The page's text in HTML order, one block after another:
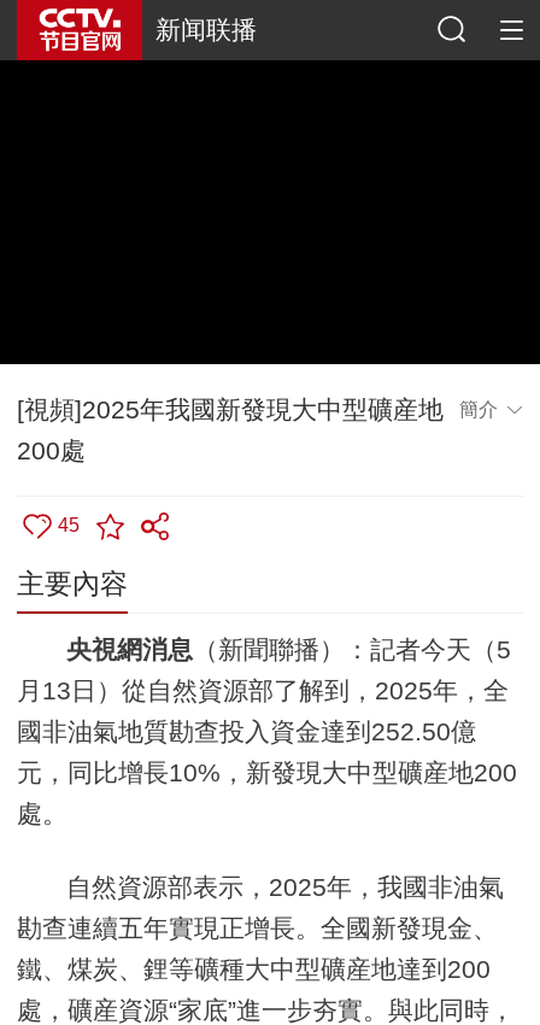
新闻联播
[視頻]2025年我國新發現大中型礦産地
200處
簡介
45
主要內容
央視網消息 （新聞聯播）：記者今天（5
月13日）從自然資源部了解到，2025年，全
國非油氣地質勘查投入資金達到252.50億
元，同比增長10%，新發現大中型礦産地200
處。
自然資源部表示，2025年，我國非油氣
勘查連續五年實現正增長。全國新發現金、
鐵、煤炭、鋰等礦種大中型礦産地達到200
處，礦産資源“家底”進一步夯實。與此同時，